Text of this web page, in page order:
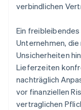
verbindlichen
Ein
Unternehmen,
Unsicherheiten
Lieferzeiten
nachträglich
vor finanziellen
vertraglichen